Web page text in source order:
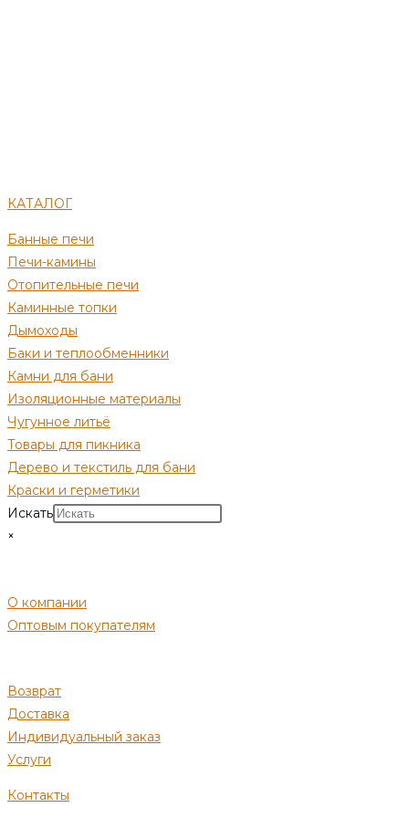
КАТАЛОГ
Банные печи
Печи-камины
Отопительные печи
Каминные топки
Дымоходы
Баки и теплообменники
Камни для бани
Изоляционные материалы
Чугунное литьё
Товары для пикника
Дерево и текстиль для бани
Краски и герметики
Искать
×
О компании
Оптовым покупателям
Возврат
Доставка
Индивидуальный заказ
Услуги
Контакты